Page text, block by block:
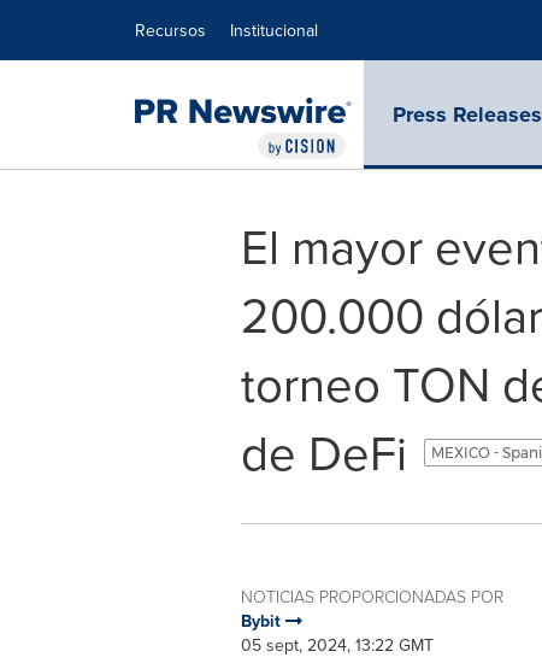
Recursos Institucional
Press Releases
El mayor
200.000
torneo TON
de DeFi
MEXICO -
NOTICIAS PROPORCIONADAS POR
Bybit
05 sept, 2024, 13:22 GMT